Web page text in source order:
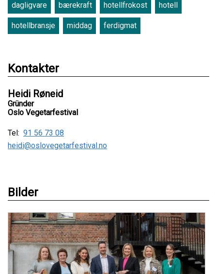
dagligvare bærekraft hotellfrokost hotell
hotellbransje middag ferdigmat
Kontakter
Heidi Røneid
Gründer
Oslo Vegetarfestival
Tel: 91 56 73 08
heidi@oslovegetarfestival.no
Bilder